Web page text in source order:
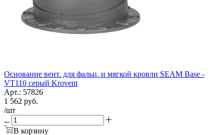
Основание вент. для фальц. и мягкой кровли SEAM Base -
VT110 серый Krovent
Арт.: 57826
1 562 руб.
/шт
В корзину